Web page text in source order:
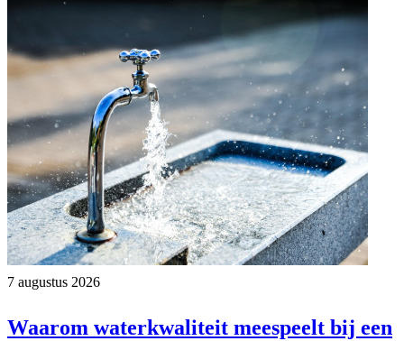
7 augustus 2026
Waarom waterkwaliteit meespeelt bij een